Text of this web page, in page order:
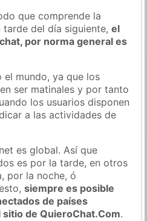
que comprende la
tarde del día siguiente,el
por norma general es
el mundo, ya que los
ser matinales y por tanto
los usuarios disponen
a las actividades de
es global. Así que
es por la tarde, en otros
por la noche, ó
siempre es posible
de países
de QuieroChat.Com.